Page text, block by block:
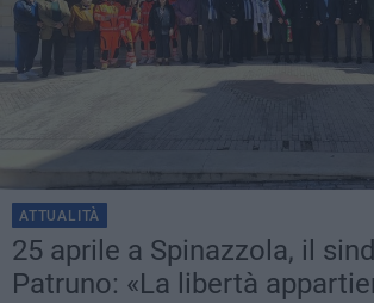
ATTUALITÀ
25 aprile a Spinazzola, il
Patruno: «La libertà